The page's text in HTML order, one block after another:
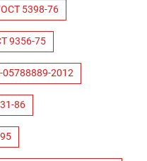
5398-76
9356-75
05788889-2012
86